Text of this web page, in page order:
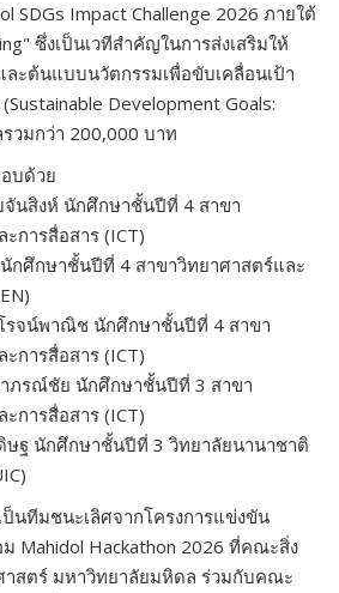
SDGs Impact Challenge 2026 ภายใต้
ซึ่งเป็นเวทีสำคัญในการส่งเสริมให้
ต้นแบบนวัตกรรมเพื่อขับเคลื่อนเป้า
Development Goals:
รวมกว่า 200,000 บาท
บด้วย
จันสิงห์ นักศึกษาชั้นปีที่ 4 สาขา
การสื่อสาร (ICT)
กศึกษาชั้นปีที่ 4 สาขาวิทยาศาสตร์และ
รจน์พาณิช นักศึกษาชั้นปีที่ 4 สาขา
การสื่อสาร (ICT)
ภรณ์ชัย นักศึกษาชั้นปีที่ 3 สาขา
การสื่อสาร (ICT)
ษฐ นักศึกษาชั้นปีที่ 3 วิทยาลัยนานาชาติ
นทีมชนะเลิศจากโครงการแข่งขัน
Mahidol Hackathon 2026 ที่คณะสิ่ง
สตร์ มหาวิทยาลัยมหิดล ร่วมกับคณะ